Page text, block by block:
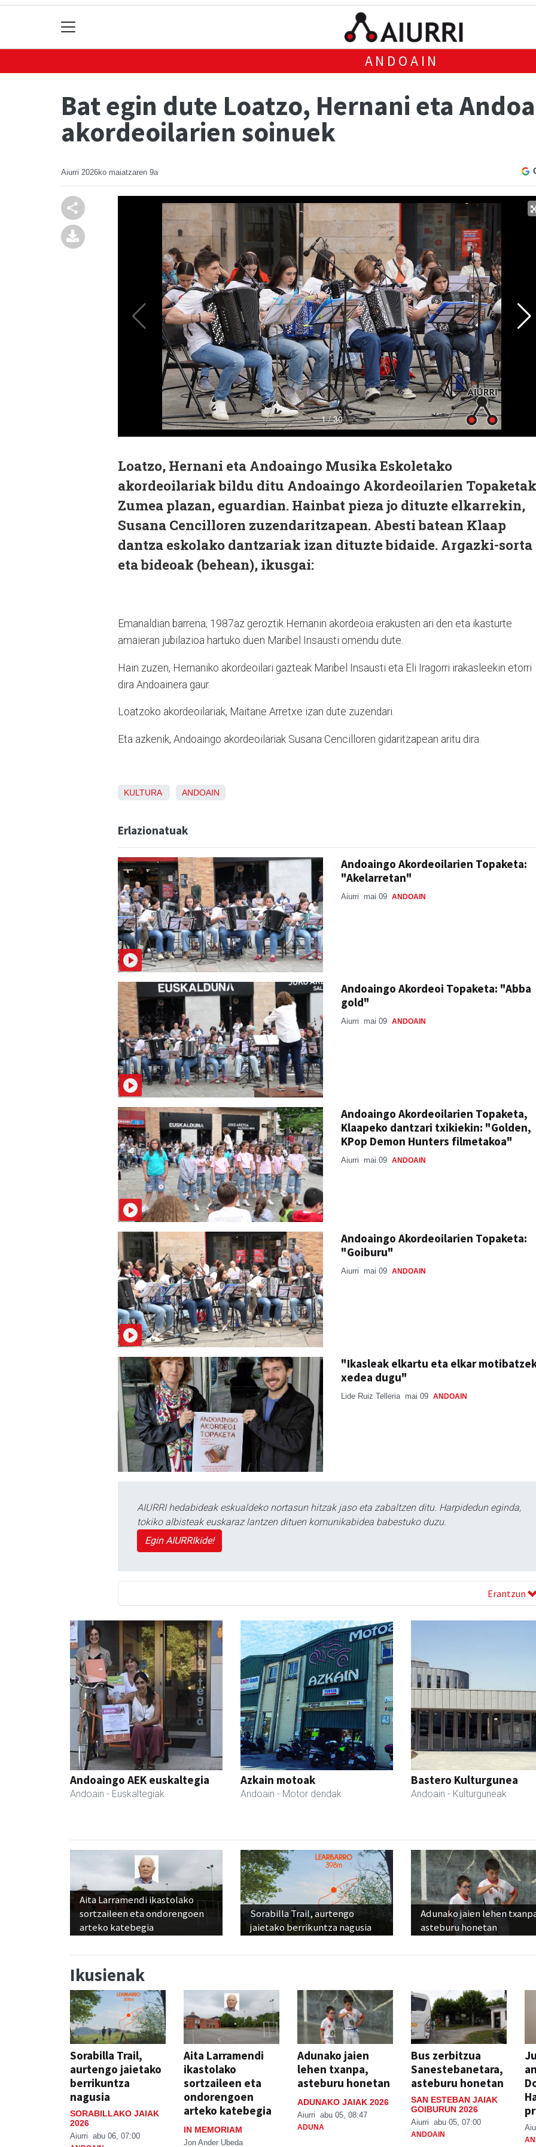
ANDOAIN
Bat egin dute Loatzo, Hernani eta
akordeoilarien soinuek
Aiurri 2026ko maiatzaren 9a
Loatzo, Hernani eta Andoaingo Musika Eskoletako
akordeoilariak bildu ditu Andoaingo Akordeoilarien Topaketak
Zumea plazan, eguardian. Hainbat pieza jo dituzte elkarrekin,
Susana Cencilloren zuzendaritzapean. Abesti batean Klaap
dantza eskolako dantzariak izan dituzte bidaide. Argazki-sorta
eta bideoak (behean), ikusgai:
Emanaldian barrena, 1987az geroztik Hernanin akordeoia erakusten ari den eta ikasturte
amaieran jubilazioa hartuko duen Maribel Insausti omendu dute.
Hain zuzen, Hernaniko akordeoilari gazteak Maribel Insausti eta Eli Iragorri irakasleekin etorri
dira Andoainera gaur.
Loatzoko akordeoilariak, Maitane Arretxe izan dute zuzendari.
Eta azkenik, Andoaingo akordeoilariak Susana Cencilloren gidaritzapean aritu dira.
KULTURA ANDOAIN
Erlazionatuak
Andoaingo Akordeoilarien Topaketa:
"Akelarretan"
Aiurri mai 09 ANDOAIN
Andoaingo Akordeoi Topaketa: "Abba
gold"
Aiurri mai 09 ANDOAIN
Andoaingo Akordeoilarien Topaketa,
Klaapeko dantzari txikiekin: "Golden,
KPop Demon Hunters filmetakoa"
Aiurri mai 09 ANDOAIN
Andoaingo Akordeoilarien Topaketa:
"Goiburu"
Aiurri mai 09 ANDOAIN
"Ikasleak elkartu eta elkar
xedea dugu"
Lide Ruiz Telleria mai 09 ANDOAIN
AIURRI hedabideak eskualdeko nortasun hitzak jaso eta zabaltzen ditu. Harpidedun eginda,
tokiko albisteak euskaraz lantzen dituen komunikabidea babestuko duzu.
Egin AIURRIkide!
Erantzun
Andoaingo AEK euskaltegia
Andoain - Euskaltegiak
Azkain motoak
Andoain - Motor dendak
Bastero Kulturgunea
Andoain - Kulturguneak
Aita Larramendi ikastolako
sortzaileen eta ondorengoen
arteko katebegia
Sorabilla Trail, aurtengo
jaietako berrikuntza nagusia
Adunako jaien lehen
asteburu honetan
Ikusienak
Sorabilla Trail,
aurtengo jaietako
berrikuntza
nagusia
SORABILLAKO JAIAK
2026
Aiurri abu 06, 07:00
Aita Larramendi
ikastolako
sortzaileen eta
ondorengoen
arteko katebegia
IN MEMORIAM
Jon Ander Ubeda
Adunako jaien
lehen txanpa,
asteburu honetan
ADUNAKO JAIAK 2026
Aiurri abu 05, 08:47
ADUNA
Bus zerbitzua
Sanestebanetara,
asteburu honetan
SAN ESTEBAN JAIAK
GOIBURUN 2026
Aiurri abu 05, 07:00
ANDOAIN